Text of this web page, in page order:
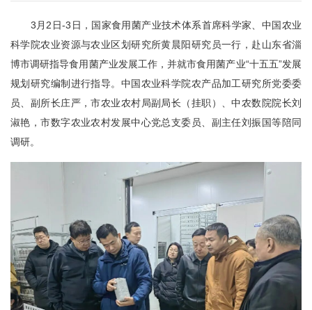
数字服务
党建文化
3月2日-3日，国家食用菌产业技术体系首席科学家、中国农业
科学院农业资源与农业区划研究所黄晨阳研究员一行，赴山东省淄
博市调研指导食用菌产业发展工作，并就市食用菌产业“十五五”发展
规划研究编制进行指导。中国农业科学院农产品加工研究所党委委
员、副所长庄严，市农业农村局副局长（挂职）、中农数院院长刘
淑艳，市数字农业农村发展中心党总支委员、副主任刘振国等陪同
调研。